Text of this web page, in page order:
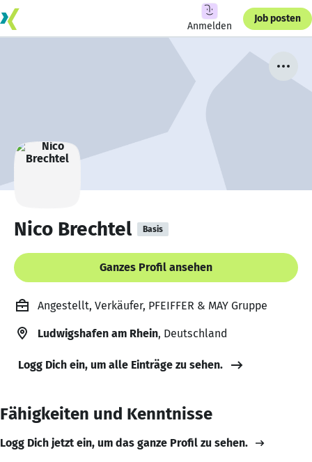
Anmelden
Job posten
Nico Brechtel Basis
Ganzes Profil ansehen
Angestellt, Verkäufer, PFEIFFER & MAY Gruppe
Ludwigshafen am Rhein, Deutschland
Logg Dich ein, um alle Einträge zu sehen.
Fähigkeiten und Kenntnisse
Logg Dich jetzt ein, um das ganze Profil zu sehen.